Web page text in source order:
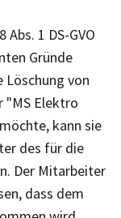
1 DS-GVO
Gründe
von
"MS Elektro
kann sie
des für die
Der Mitarbeiter
dass dem